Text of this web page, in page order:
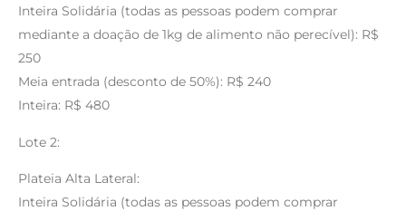
Inteira Solidária (todas as pessoas podem comprar
mediante a doação de 1kg de alimento não perecível): R$
250
Meia entrada (desconto de 50%): R$ 240
Inteira: R$ 480
Lote 2:
Plateia Alta Lateral:
Inteira Solidária (todas as pessoas podem comprar